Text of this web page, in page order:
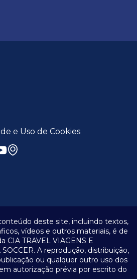
e Uso de Cookies
deste site, incluindo textos,
vídeos e outros materiais, é de
CIA TRAVEL VIAGENS E
A reprodução, distribuição,
ou qualquer outro uso dos
autorização prévia por escrito do